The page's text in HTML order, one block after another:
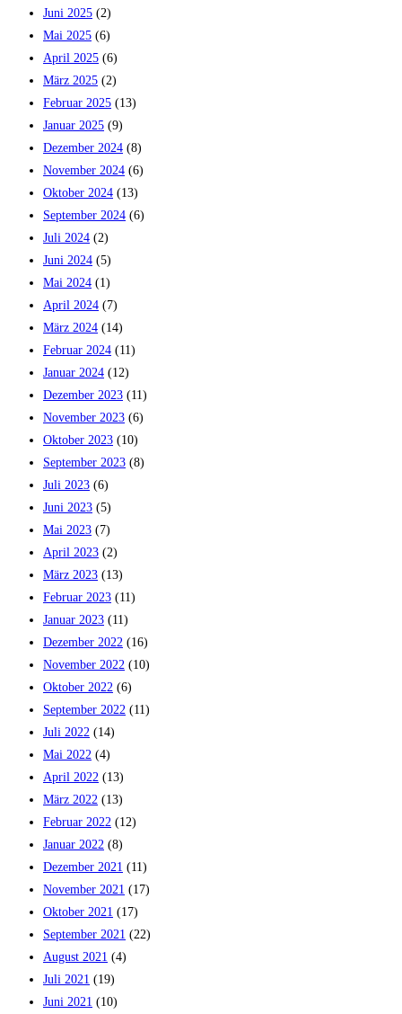
Juni 2025 (2)
Mai 2025 (6)
April 2025 (6)
März 2025 (2)
Februar 2025 (13)
Januar 2025 (9)
Dezember 2024 (8)
November 2024 (6)
Oktober 2024 (13)
September 2024 (6)
Juli 2024 (2)
Juni 2024 (5)
Mai 2024 (1)
April 2024 (7)
März 2024 (14)
Februar 2024 (11)
Januar 2024 (12)
Dezember 2023 (11)
November 2023 (6)
Oktober 2023 (10)
September 2023 (8)
Juli 2023 (6)
Juni 2023 (5)
Mai 2023 (7)
April 2023 (2)
März 2023 (13)
Februar 2023 (11)
Januar 2023 (11)
Dezember 2022 (16)
November 2022 (10)
Oktober 2022 (6)
September 2022 (11)
Juli 2022 (14)
Mai 2022 (4)
April 2022 (13)
März 2022 (13)
Februar 2022 (12)
Januar 2022 (8)
Dezember 2021 (11)
November 2021 (17)
Oktober 2021 (17)
September 2021 (22)
August 2021 (4)
Juli 2021 (19)
Juni 2021 (10)